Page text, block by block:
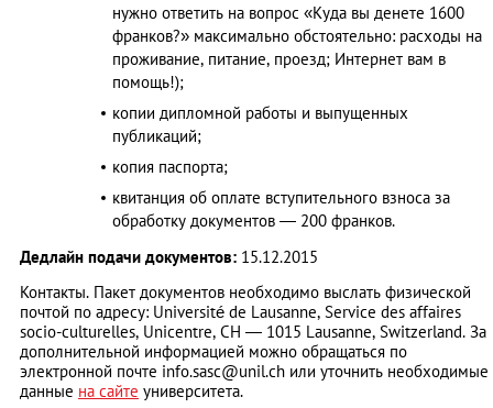
нужно ответить на вопрос «Куда вы денете 1600
франков?» максимально обстоятельно: расходы на
проживание, питание, проезд; Интернет вам в
помощь!);
копии дипломной работы и выпущенных
публикаций;
копия паспорта;
квитанция об оплате вступительного взноса за
обработку документов — 200 франков.
Дедлайн подачи документов: 15.12.2015
Контакты. Пакет документов необходимо выслать физической
почтой по адресу: Université de Lausanne, Service des affaires
socio-culturelles, Unicentre, CH — 1015 Lausanne, Switzerland. За
дополнительной информацией можно обращаться по
электронной почте info.sasc@unil.ch или уточнить необходимые
данные на сайте университета.